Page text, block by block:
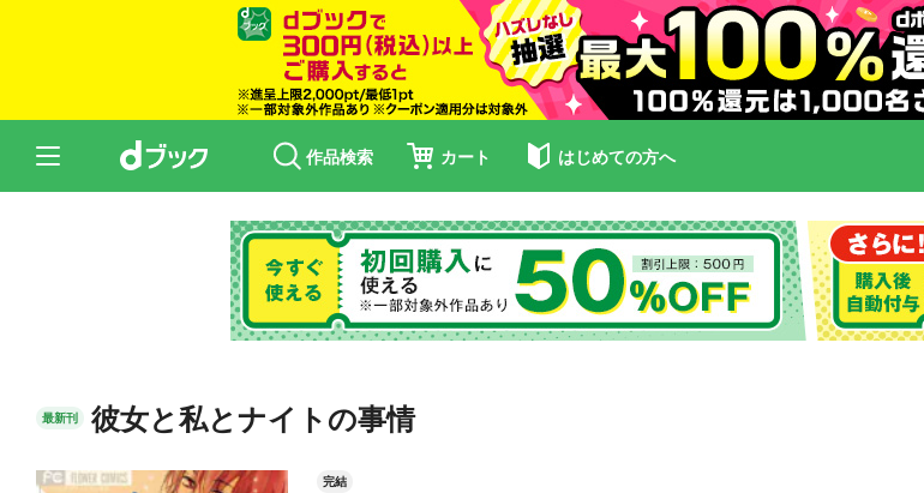
作品検索 カート はじめての方へ
最新刊 彼女と私とナイトの事情
完結